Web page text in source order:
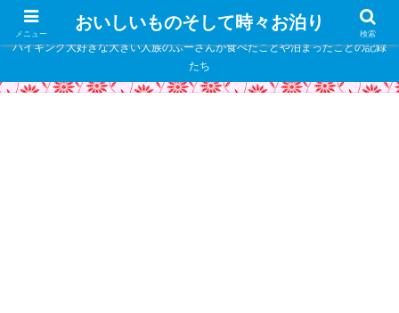
" />
バイキング大好きな大きい人族のふーさんが食べたことや泊まったことの記録
たち
メニュー
おいしいものそして時々お泊り
検索